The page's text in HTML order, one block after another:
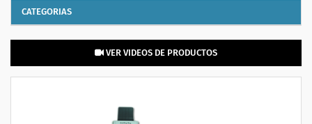
CATEGORIAS
VER VIDEOS DE PRODUCTOS